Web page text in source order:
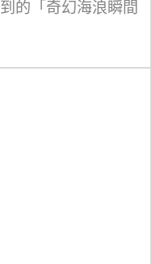
的「奇幻海浪瞬間